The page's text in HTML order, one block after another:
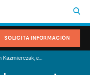
SOLICITA INFORMACIÓN